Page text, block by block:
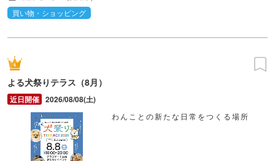
買い物・ショッピング
よる犬祭りテラス（8月）
2026/08/08(土)
わんことの新たな日常をつくる場所